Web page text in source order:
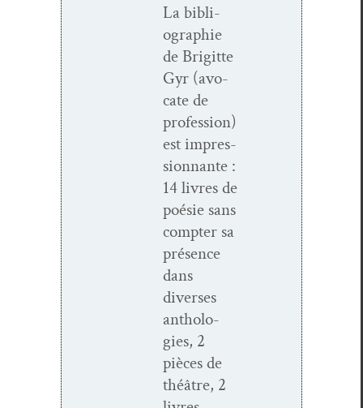
La bib­li­
ogra­phie
de Brigitte
Gyr (avo­
cate de
pro­fes­sion)
est impres­
sion­nante :
14 livres de
poésie sans
compter sa
présence
dans
divers­es
antholo­
gies, 2
pièces de
théâtre, 2